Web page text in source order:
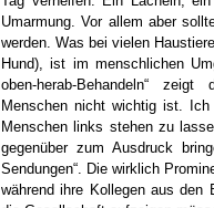
Umarmung. Vor allem aber
werden. Was bei vielen
Hund), ist im menschlichen
oben-herab-Behandeln“
Menschen nicht wichtig ist.
Menschen links stehen zu
gegenüber zum Ausdruck
Sendungen“. Die wirklich
während ihre Kollegen aus den